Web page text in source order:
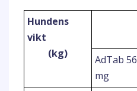
Hundens
vikt
(kg)
AdTab 56
mg